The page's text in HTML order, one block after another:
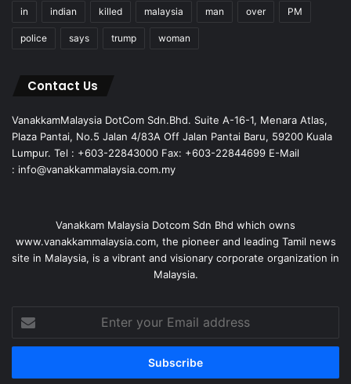
in indian killed malaysia man over PM
police says trump woman
Contact Us
VanakkamMalaysia DotCom Sdn.Bhd. Suite A-16-1, Menara Atlas,
Plaza Pantai, No.5 Jalan 4/83A Off Jalan Pantai Baru, 59200 Kuala
Lumpur. Tel : +603-22843000 Fax: +603-22844699 E-Mail
: info@vanakkammalaysia.com.my
Vanakkam Malaysia Dotcom Sdn Bhd which owns
www.vanakkammalaysia.com, the pioneer and leading Tamil news
site in Malaysia, is a vibrant and visionary corporate organization in
Malaysia.
your
Email